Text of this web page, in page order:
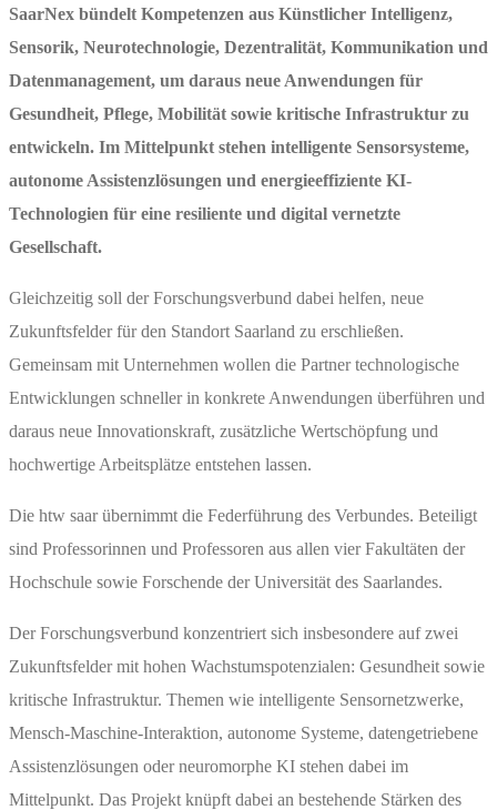
SaarNex bündelt Kompetenzen aus Künstlicher Intelligenz,
Sensorik, Neurotechnologie, Dezentralität, Kommunikation und
Datenmanagement, um daraus neue Anwendungen für
Gesundheit, Pflege, Mobilität sowie kritische Infrastruktur zu
entwickeln. Im Mittelpunkt stehen intelligente Sensorsysteme,
autonome Assistenzlösungen und energieeffiziente KI-
Technologien für eine resiliente und digital vernetzte
Gesellschaft.
Gleichzeitig soll der Forschungsverbund dabei helfen, neue
Zukunftsfelder für den Standort Saarland zu erschließen.
Gemeinsam mit Unternehmen wollen die Partner technologische
Entwicklungen schneller in konkrete Anwendungen überführen und
daraus neue Innovationskraft, zusätzliche Wertschöpfung und
hochwertige Arbeitsplätze entstehen lassen.
Die htw saar übernimmt die Federführung des Verbundes. Beteiligt
sind Professorinnen und Professoren aus allen vier Fakultäten der
Hochschule sowie Forschende der Universität des Saarlandes.
Der Forschungsverbund konzentriert sich insbesondere auf zwei
Zukunftsfelder mit hohen Wachstumspotenzialen: Gesundheit sowie
kritische Infrastruktur. Themen wie intelligente Sensornetzwerke,
Mensch-Maschine-Interaktion, autonome Systeme, datengetriebene
Assistenzlösungen oder neuromorphe KI stehen dabei im
Mittelpunkt. Das Projekt knüpft dabei an bestehende Stärken des